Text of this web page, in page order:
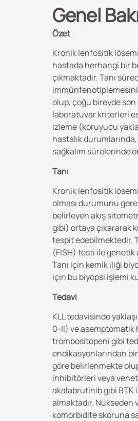
Genel
Özet
Kronik lenfositik
hastada herhangi bir
çıkmaktadır. Tanı
immünfenotiplemesini
olup, çoğu bireyde
laboratuvar kriterleri
izleme (koruyucu
hastalık
sağkalım sürelerinde
Tanı
Kronik lenfositik
olması durumunu
belirleyen akış
gibi) ortaya çıkararak
tespit edebilmektedir.
(FISH) testi ile
Tanı için kemik iliği
için bu biyopsi işlemi
Tedavi
KLL tedavisinde
0-II) ve asemptomatik
trombositopeni gibi
endikasyonlarından
göre belirlenmekte
inhibitörleri veya
akalabrutinib gibi BTK
almaktadır.
komorbidite skoruna